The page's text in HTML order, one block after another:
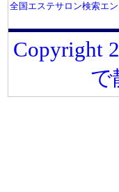
全国エステサロン検索エン
Copyright
で